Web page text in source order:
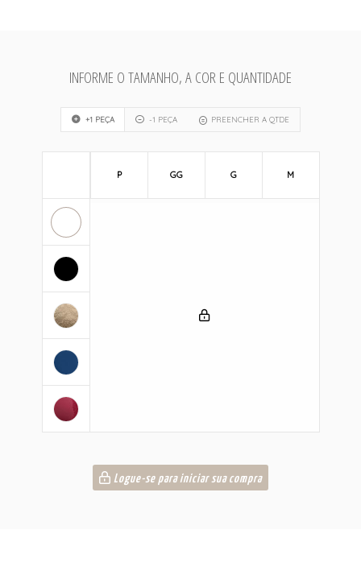
INFORME O TAMANHO, A COR E QUANTIDADE
+1 PEÇA -1 PEÇA PREENCHER A QTDE
P GG G M
Logue-se para iniciar sua compra